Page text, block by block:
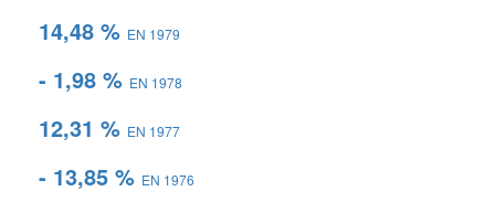
14,48 % EN 1979
- 1,98 % EN 1978
12,31 % EN 1977
- 13,85 % EN 1976